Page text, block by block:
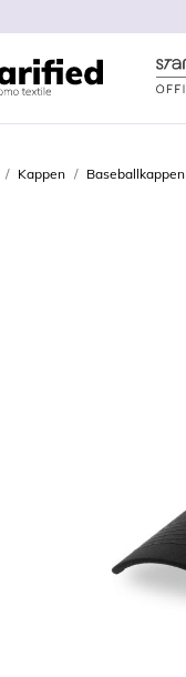
Kappen Baseballkappen